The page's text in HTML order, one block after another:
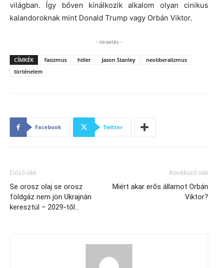
világban. Így bőven kínálkozik alkalom olyan cinikus
kalandoroknak mint Donald Trump vagy Orbán Viktor.
- Hirdetés -
CÍMKÉK fasizmus hitler Jason Stanley
neoliberalizmus
történelem
Facebook Twitter
Előző cikk
Se orosz olaj se orosz
földgáz nem jön Ukrajnán
keresztül – 2029-től…
Következő cikk
Miért akar erős államot Orbán
Viktor?